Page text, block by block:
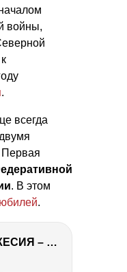
войны,
.
всегда
двумя
. В этом
юбилей.
КАРАЧАЕВО-ЧЕРКЕСИЯ – ПУТЕШЕСТВИЕ НА КАВКАЗ часть 2